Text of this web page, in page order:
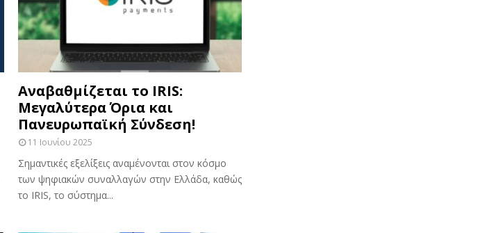
Αναβαθμίζεται το IRIS:
Μεγαλύτερα Όρια και
Πανευρωπαϊκή Σύνδεση!
11 Ιουνίου 2025
Σημαντικές εξελίξεις αναμένονται στον κόσμο
των ψηφιακών συναλλαγών στην Ελλάδα, καθώς
το IRIS, το σύστημα...